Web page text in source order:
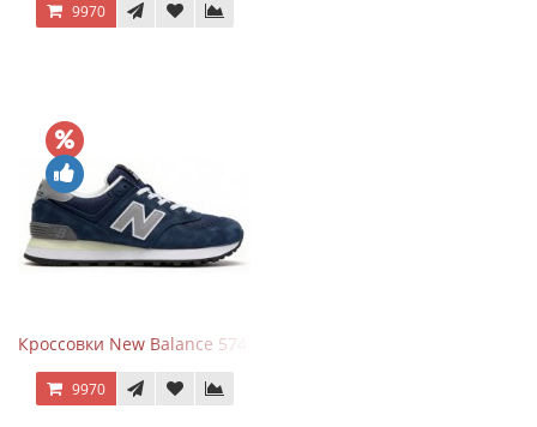
9970
Кроссовки New Balance 574 Classic Blue Grey
9970